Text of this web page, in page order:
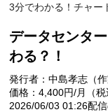
3分でわかる！チャー
データセンタ
わる？！
発行者：中島孝志（
価格：4,400円/月（税
2026/06/03 01:26配